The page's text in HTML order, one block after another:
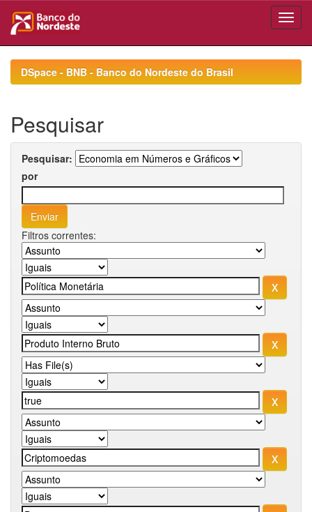
navigationDSpace - BNB - Banco do Nordeste do Brasil
Pesquisar
Pesquisar:
por
Filtros correntes: